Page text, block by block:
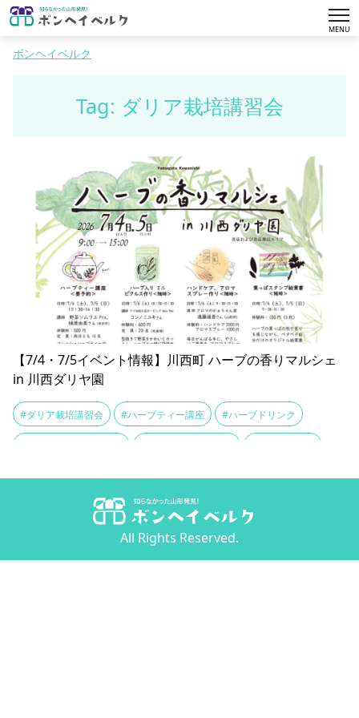
MENU
ボンヘイベルク
Tag: ダリア栽培講習会
【7/4・7/5イベント情報】川西町 ハーブの香りマルシェ
in 川西ダリヤ園
#ダリア栽培講習会 #ハーブティー講座 #ハーブドリンク
All Rights Reserved.